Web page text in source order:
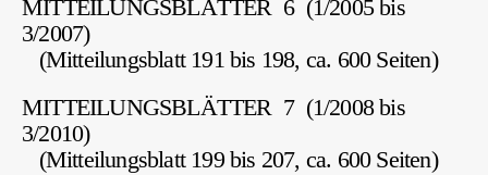
MITTEILUNGSBLÄTTER 6 (1/2005 bis
3/2007)
(Mitteilungsblatt 191 bis 198, ca. 600 Seiten)
MITTEILUNGSBLÄTTER 7 (1/2008 bis
3/2010)
(Mitteilungsblatt 199 bis 207, ca. 600 Seiten)